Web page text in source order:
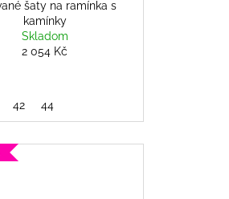
šaty na ramínka s
kamínky
Skladom
2 054 Kč
42 44